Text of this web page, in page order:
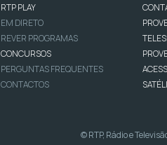
RTP PLAY
EM DIRETO
REVER PROGRAMAS
CONCURSOS
PERGUNTAS FREQUENTES
CONTACTOS
© RTP, Rádio e